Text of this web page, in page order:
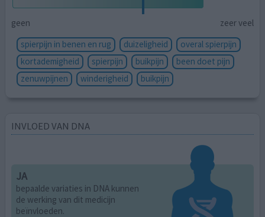
geen
zeer veel
spierpijn in benen en rug
duizeligheid
overal spierpijn
kortademigheid
spierpijn buikpijn
been doet pijn
zenuwpijnen
winderigheid buikpijn
INVLOED VAN DNA
JA
bepaalde variaties in DNA kunnen
de werking van dit medicijn
beïnvloeden.